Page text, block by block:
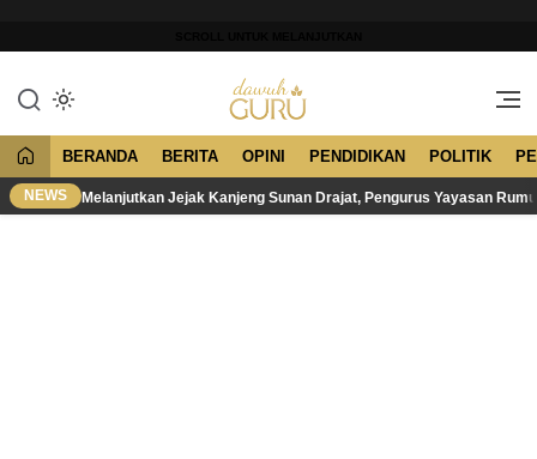
konten
Dawuh Guru
Merawat Tradisi, Membangun
BERANDA BERITA OPINI PENDIDIKAN POLITIK
NEWS Melanjutkan Jejak Kanjeng Sunan Drajat, Pengurus Yayasan